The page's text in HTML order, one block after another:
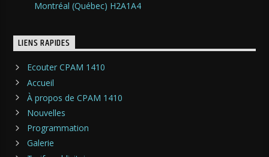
Montréal (Québec) H2A1A4
LIENS RAPIDES
Ecouter CPAM 1410
Accueil
À propos de CPAM 1410
Nouvelles
Programmation
Galerie